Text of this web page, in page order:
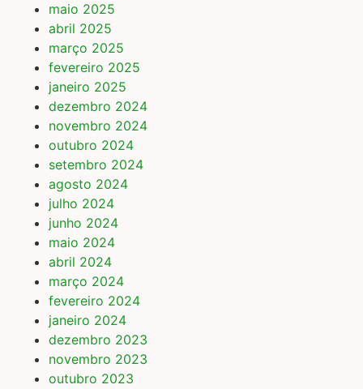
maio 2025
abril 2025
março 2025
fevereiro 2025
janeiro 2025
dezembro 2024
novembro 2024
outubro 2024
setembro 2024
agosto 2024
julho 2024
junho 2024
maio 2024
abril 2024
março 2024
fevereiro 2024
janeiro 2024
dezembro 2023
novembro 2023
outubro 2023